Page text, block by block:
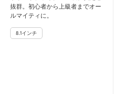
抜群。初心者から上級者までオー
ルマイティに。